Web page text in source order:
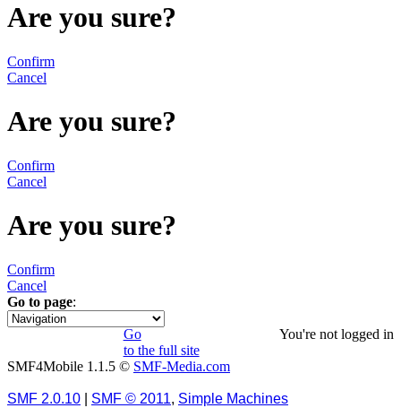
Are you sure?
Confirm
Cancel
Are you sure?
Confirm
Cancel
Are you sure?
Confirm
Cancel
Go to page:
« 1 2 3 4
You're not logged in
Go
to the full site
SMF4Mobile 1.1.5 © SMF-Media.com
SMF 2.0.10 SMF © 2011, Simple Machines